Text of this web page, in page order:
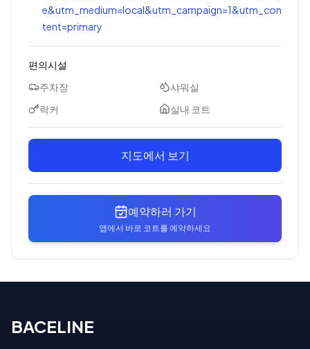
e&utm_medium=local&utm_campaign=1&utm_con
tent=primary
편의시설
주차장
샤워실
락커
실내 코트
지도에서 보기
예약하러 가기
앱에서 바로 코트를 예약하세요
BACELINE